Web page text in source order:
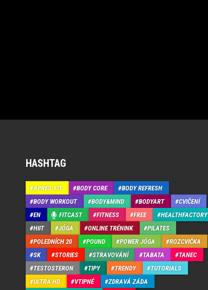
HASHTAG
APRÉS-FIT BODY CORE
BODY REFRESH
BODY WORKOUT
BODY&MIND BODYART
CVIČENÍ
EN
FITCAST FITNESS FREE
HEALTHFACTORY
HIIT
JÓGA ONLINE TRÉNINK
PILATES
POLEDNÍCH 20
POUND POWER JÓGA
ROZCVIČKA
SK
STORIES STRAVOVÁNÍ TABATA
TANEC
TESTOSTERON
TIPY TRENDY
TUTORIALS
ULTRA HD
VTIPNÉ ZDRAVÁ ZÁDA